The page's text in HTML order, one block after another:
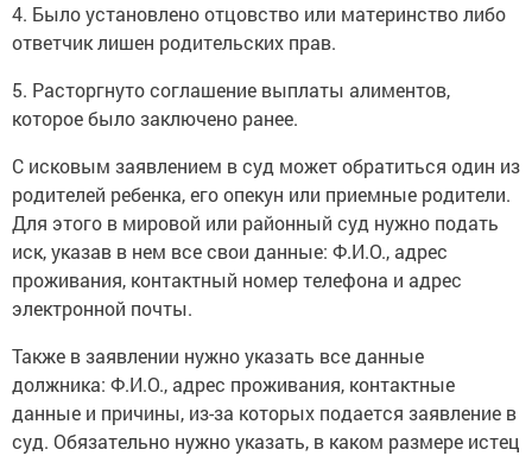
4. Было установлено отцовство или материнство либо
ответчик лишен родительских прав.
5. Расторгнуто соглашение выплаты алиментов,
которое было заключено ранее.
С исковым заявлением в суд может обратиться один из
родителей ребенка, его опекун или приемные родители.
Для этого в мировой или районный суд нужно подать
иск, указав в нем все свои данные: Ф.И.О., адрес
проживания, контактный номер телефона и адрес
электронной почты.
Также в заявлении нужно указать все данные
должника: Ф.И.О., адрес проживания, контактные
данные и причины, из-за которых подается заявление в
суд. Обязательно нужно указать, в каком размере истец